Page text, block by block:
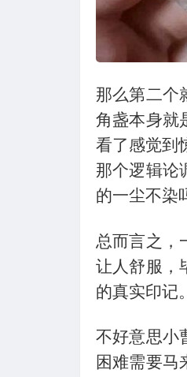
那么第二个
角盏本身就
看了感觉到
那个逻辑论
的一尘不染
总而言之，
让人舒服，
的真实印记。
不好意思小
困难需要马